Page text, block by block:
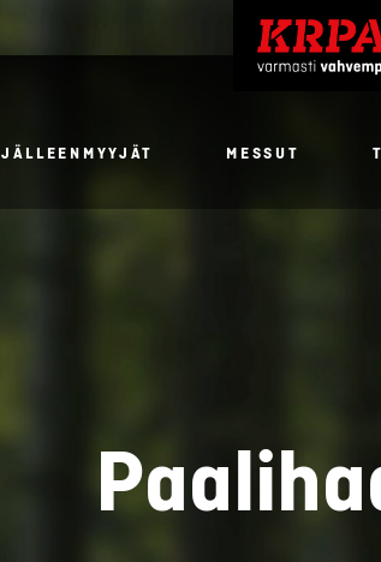
JÄLLEENMYYJÄT MESSUT